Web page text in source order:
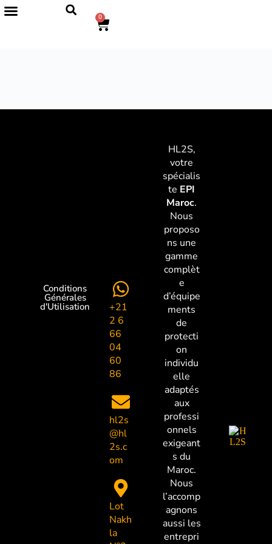
0
HL2S,
votre
spécialis
te EPI
Maroc.
Nous
proposo
ns une
gamme
complèt
e
d’équipe
ments
de
protecti
on
individu
elle
adaptés
aux
professi
onnels
exigeant
s du
Maroc.
Nous
l’accomp
agnons
aussi les
entrepri
+21
2 6
66
04
60
86
hl2s
@hl
2s.c
om
Lot
Nakh
la
Conditions
Générales
d'Utilisation